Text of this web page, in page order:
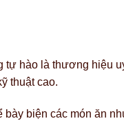
hào là thương hiệu
thuật cao.
biện các món ăn